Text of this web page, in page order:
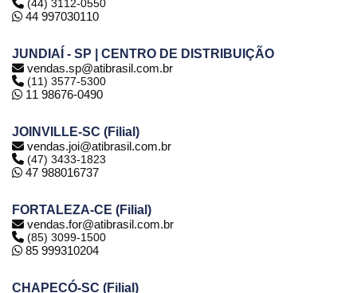
(44) 3112-0550
44 997030110
JUNDIAÍ - SP | CENTRO DE DISTRIBUIÇÃO
vendas.sp@atibrasil.com.br
(11) 3577-5300
11 98676-0490
JOINVILLE-SC (Filial)
vendas.joi@atibrasil.com.br
(47) 3433-1823
47 988016737
FORTALEZA-CE (Filial)
vendas.for@atibrasil.com.br
(85) 3099-1500
85 999310204
CHAPECÓ-SC (Filial)